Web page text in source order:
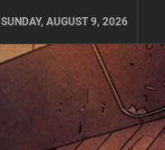
SUNDAY, AUGUST 9, 2026